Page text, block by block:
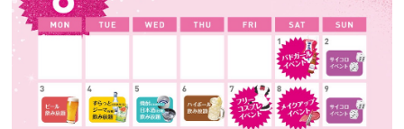
イベント情報
店舗情報・よくある質問
VISITORS TO JAPAN
外国人観光客向け